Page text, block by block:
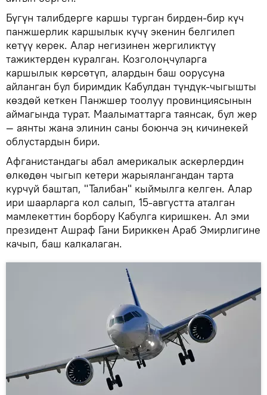
Бүгүн талибдерге каршы турган бирден-бир күч
панжшерлик каршылык күчү экенин белгилеп
кетүү керек. Алар негизинен жергиликтүү
тажиктерден куралган. Козголоңчуларга
каршылык көрсөтүп, алардын баш оорусуна
айланган бул биримдик Кабулдан түндүк-чыгышты
көздөй кеткен Панжшер тоолуу провинциясынын
аймагында турат. Маалыматтарга таянсак, бул жер
— аянты жана элинин саны боюнча эң кичинекей
облустардын бири.
Афганистандагы абал америкалык аскерлердин
өлкөдөн чыгып кетери жарыялангандан тарта
курчуй баштап, "Талибан" кыймылга келген. Алар
ири шаарларга кол салып, 15-августта аталган
мамлекеттин борбору Кабулга киришкен. Ал эми
президент Ашраф Гани Бириккен Араб Эмирлигине
качып, баш калкалаган.